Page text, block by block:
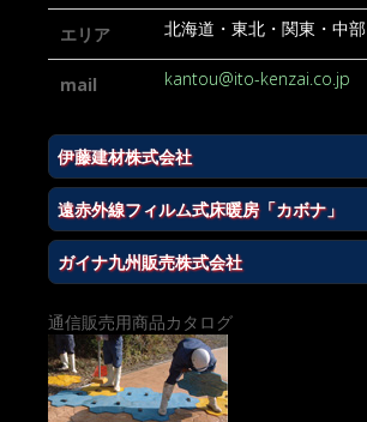
エリア 北海道・東北・関東・中部
mail kantou@ito-kenzai.co.jp
伊藤建材株式会社
遠赤外線フィルム式床暖房「カボナ」
ガイナ九州販売株式会社
通信販売用商品カタログ